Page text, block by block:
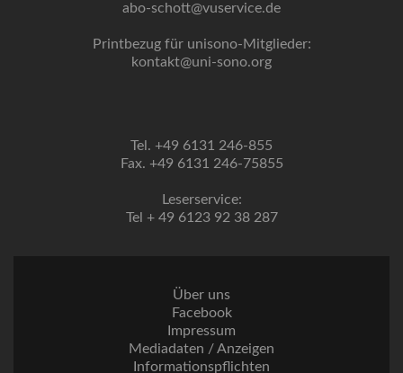
abo-schott@vuservice.de
Printbezug für unisono-Mitglieder:
kontakt@uni-sono.org
Tel. +49 6131 246-855
Fax. +49 6131 246-75855
Leserservice:
Tel + 49 6123 92 38 287
Über uns
Facebook
Impressum
Mediadaten / Anzeigen
Informationspflichten